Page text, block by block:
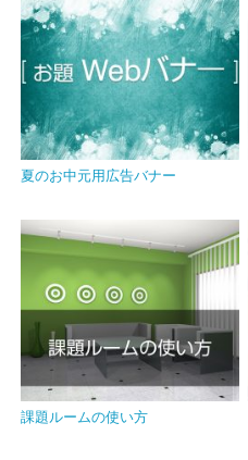
夏のお中元用広告バナー
課題ルームの使い方